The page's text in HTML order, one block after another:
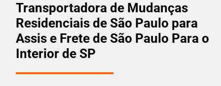
Transportadora de Mudanças
Residenciais de São Paulo para
Assis e Frete de São Paulo Para o
Interior de SP